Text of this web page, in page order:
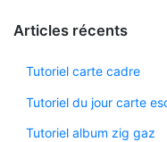
Articles récents
Tutoriel carte cadre
Tutoriel du jour carte
Tutoriel album zig gaz